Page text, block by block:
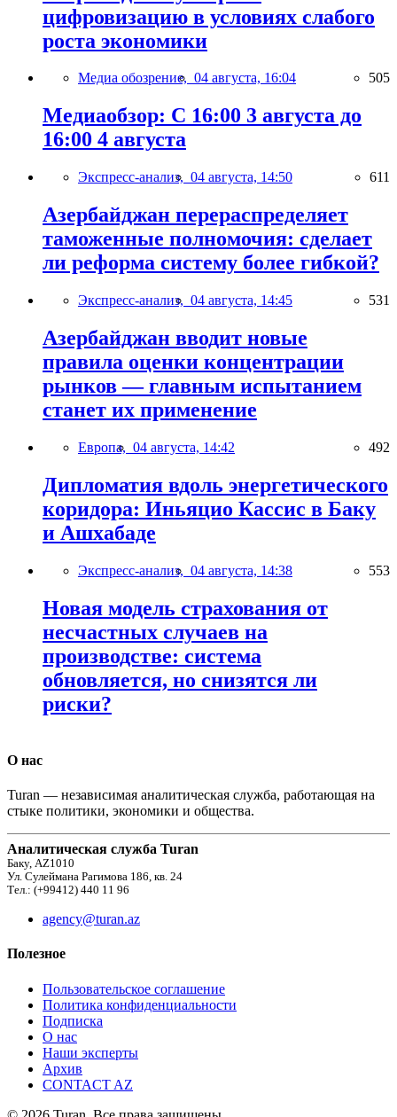
цифровизацию в условиях слабого
роста экономики
Медиа обозрение, 04 августа, 16:04 505
Медиаобзор: С 16:00 3 августа до
16:00 4 августа
Экспресс-анализ, 04 августа, 14:50 611
Азербайджан перераспределяет
таможенные полномочия: сделает
ли реформа систему более гибкой?
Экспресс-анализ, 04 августа, 14:45 531
Азербайджан вводит новые
правила оценки концентрации
рынков — главным испытанием
станет их применение
Европа, 04 августа, 14:42 492
Дипломатия вдоль энергетического
коридора: Иньяцио Кассис в Баку
и Ашхабаде
Экспресс-анализ, 04 августа, 14:38 553
Новая модель страхования от
несчастных случаев на
производстве: система
обновляется, но снизятся ли
риски?
О нас
Turan — независимая аналитическая служба, работающая на
стыке политики, экономики и общества.
Аналитическая служба Turan
Баку, AZ1010
Ул. Сулеймана Рагимова 186, кв. 24
Тел.: (+99412) 440 11 96
agency@turan.az
Полезное
Пользовательское соглашение
Политика конфиденциальности
Подписка
О нас
Наши эксперты
Архив
CONTACT AZ